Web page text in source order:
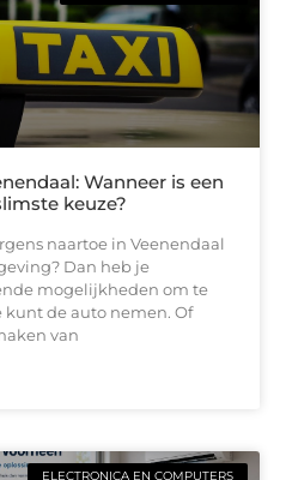
Wanneer is een
keuze?
naartoe in Veenendaal
Dan heb je
mogelijkheden om te
kunt de auto nemen. Of
van
ELECTRONICA EN COMPUTERS